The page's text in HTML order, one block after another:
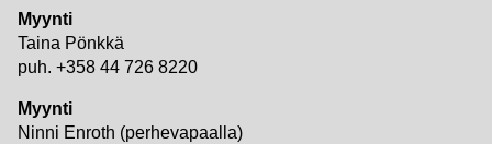
Myynti
Taina Pönkkä
puh. +358 44 726 8220
Myynti
Ninni Enroth (perhevapaalla)